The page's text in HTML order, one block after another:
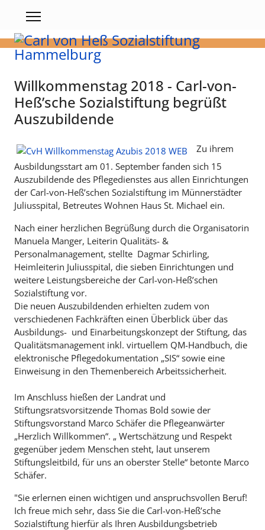
Willkommenstag 2018 - Carl-von-
Heß’sche Sozialstiftung begrüßt
Auszubildende
Zu ihrem
Ausbildungsstart am 01. September fanden sich 15
Auszubildende des Pflegedienstes aus allen Einrichtungen
der Carl-von-Heß’schen Sozialstiftung im Münnerstädter
Juliusspital, Betreutes Wohnen Haus St. Michael ein.
Nach einer herzlichen Begrüßung durch die Organisatorin
Manuela Manger, Leiterin Qualitäts- &
Personalmanagement, stellte Dagmar Schirling,
Heimleiterin Juliusspital, die sieben Einrichtungen und
weitere Leistungsbereiche der Carl-von-Heß’schen
Sozialstiftung vor.
Die neuen Auszubildenden erhielten zudem von
verschiedenen Fachkräften einen Überblick über das
Ausbildungs- und Einarbeitungskonzept der Stiftung, das
Qualitätsmanagement inkl. virtuellem QM-Handbuch, die
elektronische Pflegedokumentation „SIS“ sowie eine
Einweisung in den Themenbereich Arbeitssicherheit.
Im Anschluss hießen der Landrat und
Stiftungsratsvorsitzende Thomas Bold sowie der
Stiftungsvorstand Marco Schäfer die Pflegeanwärter
„Herzlich Willkommen“. „ Wertschätzung und Respekt
gegenüber jedem Menschen steht, laut unserem
Stiftungsleitbild, für uns an oberster Stelle“ betonte Marco
Schäfer.
"Sie erlernen einen wichtigen und anspruchsvollen Beruf!
Ich freue mich sehr, dass Sie die Carl-von-Heß’sche
Sozialstiftung hierfür als Ihren Ausbildungsbetrieb